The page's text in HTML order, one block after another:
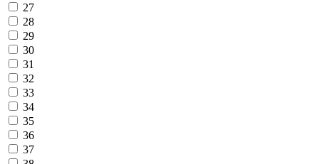
27
28
29
30
31
32
33
34
35
36
37